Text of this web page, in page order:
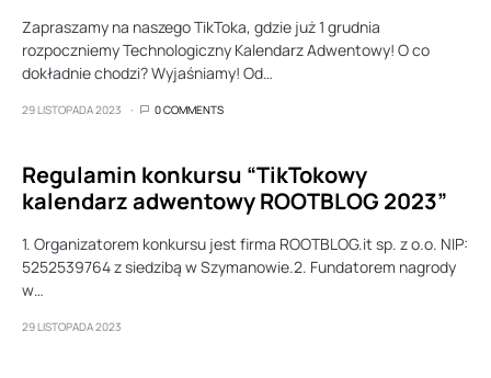
Zapraszamy na naszego TikToka, gdzie już 1 grudnia
rozpoczniemy Technologiczny Kalendarz Adwentowy! O co
dokładnie chodzi? Wyjaśniamy! Od…
29 LISTOPADA 2023 0 COMMENTS
Regulamin konkursu “TikTokowy
kalendarz adwentowy ROOTBLOG 2023”
1. Organizatorem konkursu jest firma ROOTBLOG.it sp. z o.o. NIP:
5252539764 z siedzibą w Szymanowie.2. Fundatorem nagrody
w…
29 LISTOPADA 2023